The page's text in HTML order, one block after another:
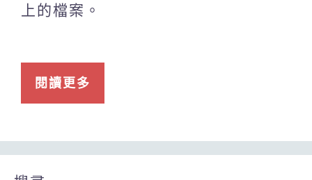
上的檔案。
閱讀更多